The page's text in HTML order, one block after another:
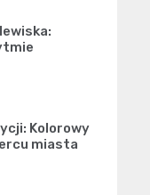
Kolorowy
miasta